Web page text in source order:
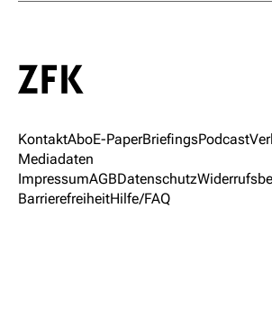
KontaktAboE-PaperBriefingsPodcast
Mediadaten
ImpressumAGBDatenschutz
BarrierefreiheitHilfe/FAQ